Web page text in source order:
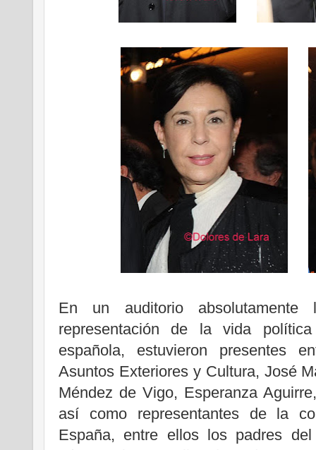
En un auditorio absolutamente
representación de la vida
española, estuvieron presentes
Asuntos Exteriores y Cultura, José
Méndez de Vigo, Esperanza
así como representantes de la
España, entre ellos los padres